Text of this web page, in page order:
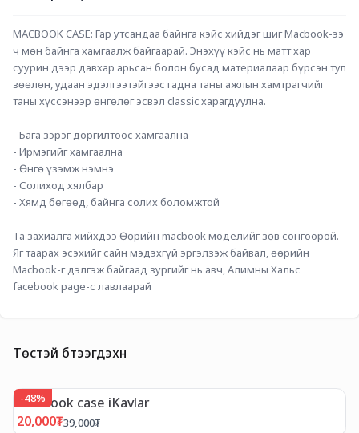
MACBOOK CASE: Гар утсандаа байнга кэйс хийдэг шиг Macbook-ээ
ч мөн байнга хамгаалж байгаарай. Энэхүү кэйс нь матт хар
суурин дээр давхар арьсан болон бусад материалаар бүрсэн тул
зөөлөн, удаан эдэлгээтэйгээс гадна таны ажлын хамтрагчийг
таны хүссэнээр өнгөлөг эсвэл classic харагдуулна.
- Бага зэрэг доргилтоос хамгаална
- Ирмэгийг хамгаална
- Өнгө үзэмж нэмнэ
- Солиход хялбар
- Хямд бөгөөд, байнга солих боломжтой
Та захиалга хийхдээ Өөрийн macbook моделийг зөв сонгоорой.
Яг таарах эсэхийг сайн мэдэхгүй эргэлзэж байвал, өөрийн
Macbook-г дэлгэж байгаад зургийг нь авч, Алимны Хальс
facebook page-с лавлаарай
Төстэй бүтээгдэхүүн
-48%
MacBook case iKavlar
20,000₮39,000₮